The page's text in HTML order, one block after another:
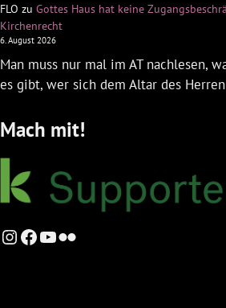
FLO zu Gottes Haus hat keine
Kirchenrecht
6. August 2026
Man muss nur mal im AT nachlesen,
es gibt, wer sich dem Altar des
Mach mit!
Instagram
Facebook
YouTube
Flickr